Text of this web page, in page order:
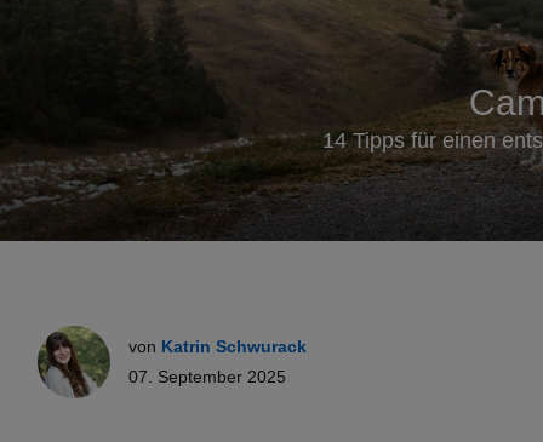
14 Tipps für einen
von Katrin Schwurack
07. September 2025